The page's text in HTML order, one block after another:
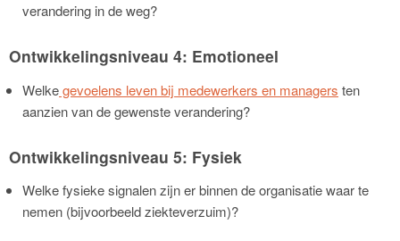
verandering in de weg?
Ontwikkelingsniveau 4: Emotioneel
Welkegevoelens leven bij medewerkers en managers ten
aanzien van de gewenste verandering?
Ontwikkelingsniveau 5: Fysiek
Welke fysieke signalen zijn er binnen de organisatie waar te
nemen (bijvoorbeeld ziekteverzuim)?